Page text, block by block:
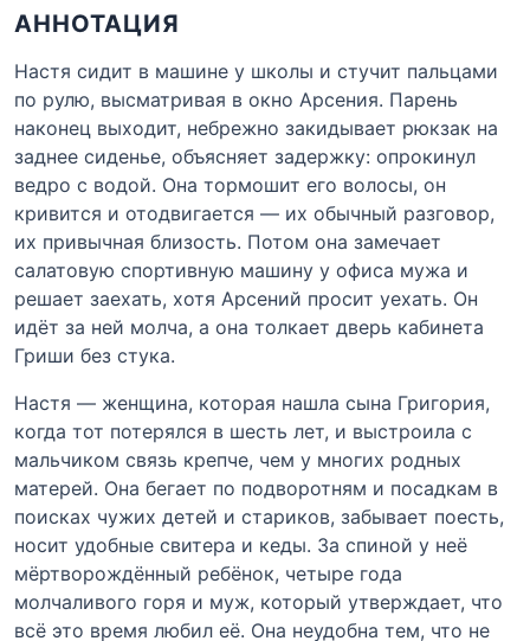
АННОТАЦИЯ
Настя сидит в машине у школы и стучит пальцами
по рулю, высматривая в окно Арсения. Парень
наконец выходит, небрежно закидывает рюкзак на
заднее сиденье, объясняет задержку: опрокинул
ведро с водой. Она тормошит его волосы, он
кривится и отодвигается — их обычный разговор,
их привычная близость. Потом она замечает
салатовую спортивную машину у офиса мужа и
решает заехать, хотя Арсений просит уехать. Он
идёт за ней молча, а она толкает дверь кабинета
Гриши без стука.
Настя — женщина, которая нашла сына Григория,
когда тот потерялся в шесть лет, и выстроила с
мальчиком связь крепче, чем у многих родных
матерей. Она бегает по подворотням и посадкам в
поисках чужих детей и стариков, забывает поесть,
носит удобные свитера и кеды. За спиной у неё
мёртворождённый ребёнок, четыре года
молчаливого горя и муж, который утверждает, что
всё это время любил её. Она неудобна тем, что не